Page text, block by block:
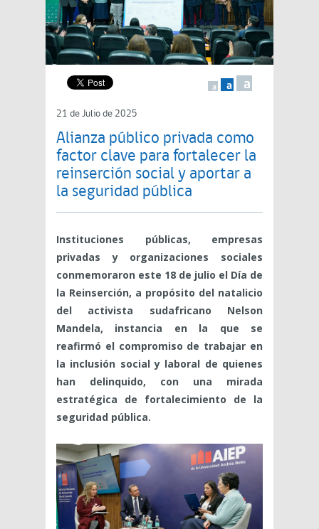
a a a
21 de Julio de 2025
Alianza público privada como
factor clave para fortalecer la
reinserción social y aportar a
la seguridad pública
Instituciones públicas, empresas
privadas y organizaciones sociales
conmemoraron este 18 de julio el Día de
la Reinserción, a propósito del natalicio
del activista sudafricano Nelson
Mandela, instancia en la que se
reafirmó el compromiso de trabajar en
la inclusión social y laboral de quienes
han delinquido, con una mirada
estratégica de fortalecimiento de la
seguridad pública.